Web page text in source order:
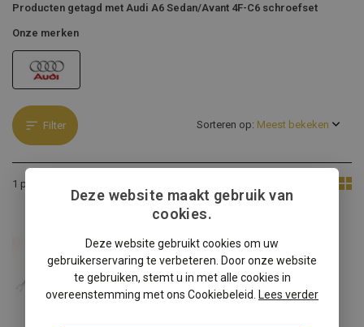
Producten getagd met Audi A6 Sedan/Avant 4F-C6 schroefset
Onze merken
Filter
1 product
Sorteren op:
Audi A6 Sedan/Avant 4F-C6 schroefset
Audi A6 Sedan/Avant 4F-C6...
€340,00
Deze website maakt gebruik van
cookies.
Deze website gebruikt cookies om uw
gebruikerservaring te verbeteren. Door onze website
te gebruiken, stemt u in met alle cookies in
overeenstemming met ons Cookiebeleid.
Lees verder